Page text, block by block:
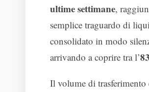
ultime settimane,
semplice traguardo di
consolidato in modo
arrivando a coprire tra l’
Il volume di trasferimento